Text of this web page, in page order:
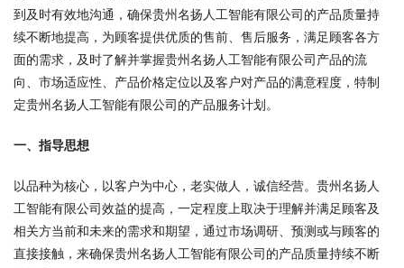
到及时有效地沟通，确保贵州名扬人工智能有限公司的产品质量持
续不断地提高，为顾客提供优质的售前、售后服务，满足顾客各方
面的需求，及时了解并掌握贵州名扬人工智能有限公司产品的流
向、市场适应性、产品价格定位以及客户对产品的满意程度，特制
定贵州名扬人工智能有限公司的产品服务计划。
一、指导思想
以品种为核心，以客户为中心，老实做人，诚信经营。贵州名扬人
工智能有限公司效益的提高，一定程度上取决于理解并满足顾客及
相关方当前和未来的需求和期望，通过市场调研、预测或与顾客的
直接接触，来确保贵州名扬人工智能有限公司的产品质量持续不断